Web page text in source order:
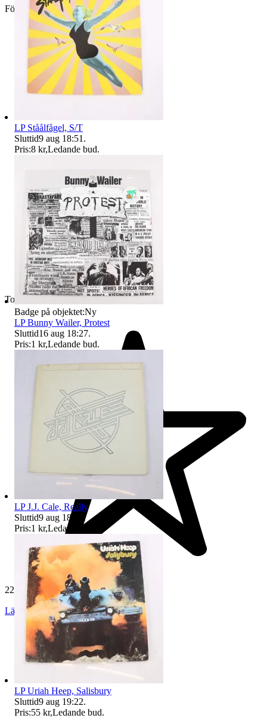
Företag
Toppsäljare
229 553 omdömen
Läs omdömen Följ
LP Ståålfågel, S/T
Sluttid9 aug 18:51 .
Pris:8 kr,Ledande bud.
Badge på objektet:Ny
LP Bunny Wailer, Protest
Sluttid16 aug 18:27.
Pris:1 kr,Ledande bud.
LP J.J. Cale, Really
Sluttid9 aug 18:47
.
Pris:1 kr,Ledande bud
LP Uriah Heep, Salisbury
Sluttid9 aug 19:22.
Pris:55 kr,Ledande bud.